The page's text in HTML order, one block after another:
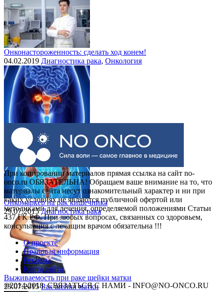
Онконастороженность: сделать ход конем!
04.02.2019 Диагностика рака, Онкология
Выделения при раке шейки матки
30.07.2015 Рак шейки матки
Онкомаркер на рак кишечника
29.07.2015 Диагностика рака
Выживаемость при раке шейки матки
29.07.2015 Рак шейки матки
При копировании материалов прямая ссылка на сайт no-
onco.ru ОБЯЗАТЕЛЬНА! Обращаем ваше внимание на то, что
материалы сайта несут ознакомительный характер и ни при
каких условиях не являются публичной офертой или
методиками для лечения, определяемой положениями Статьи
437 ГК РФ. При любых вопросах, связанных со здоровьем,
консультация с лечащим врачом обязательна !!!
О проекте
Правовая информация
Реклама
Карта сайта
©2014-2018, СВЯЗАТЬСЯ С НАМИ - INFO@NO-ONCO.RU